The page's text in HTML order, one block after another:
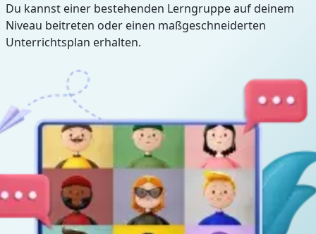
Du kannst einer bestehenden Lerngruppe auf deinem
Niveau beitreten oder einen maßgeschneiderten
Unterrichtsplan erhalten.